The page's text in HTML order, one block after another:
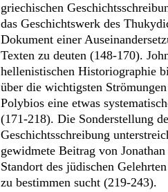
griechischen
das Geschichtswerk des
Dokument einer
Texten zu deuten (148-170).
hellenistischen Historiographie
über die wichtigsten
Polybios eine etwas
(171-218). Die Sonderstellung
Geschichtsschreibung
gewidmete Beitrag von
Standort des jüdischen
zu bestimmen sucht (219-243).